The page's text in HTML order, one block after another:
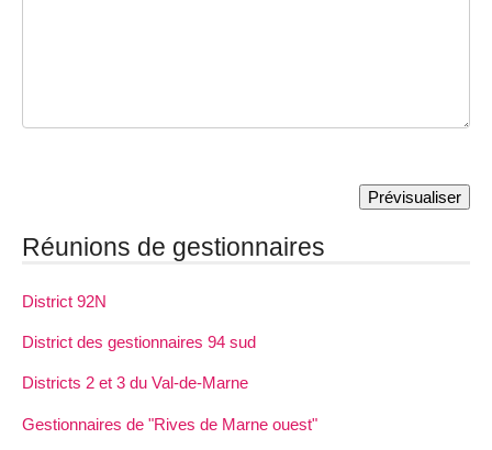
Réunions de gestionnaires
District 92N
District des gestionnaires 94 sud
Districts 2 et 3 du Val-de-Marne
Gestionnaires de "Rives de Marne ouest"